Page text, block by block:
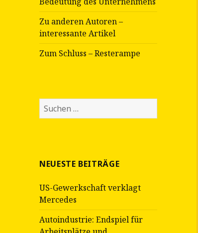
Zu anderen Autoren –
interessante Artikel
Zum Schluss – Resterampe
Suche
nach:
NEUESTE BEITRÄGE
US-Gewerkschaft verklagt
Mercedes
Autoindustrie: Endspiel für